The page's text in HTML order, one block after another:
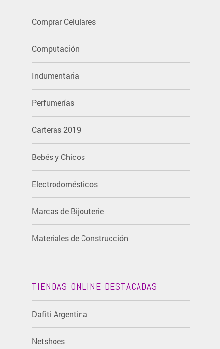
Comprar Celulares
Computación
Indumentaria
Perfumerías
Carteras 2019
Bebés y Chicos
Electrodomésticos
Marcas de Bijouterie
Materiales de Construcción
TIENDAS ONLINE DESTACADAS
Dafiti Argentina
Netshoes